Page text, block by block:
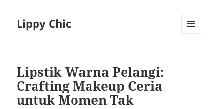
Lippy Chic
Lipstik Warna Pelangi:
Crafting Makeup Ceria
untuk Momen Tak